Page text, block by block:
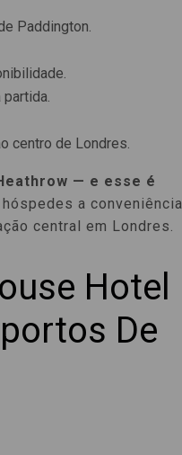
Paddington.
centro de Londres.
— e esse é
a conveniência
central em Londres.
Hotel
De